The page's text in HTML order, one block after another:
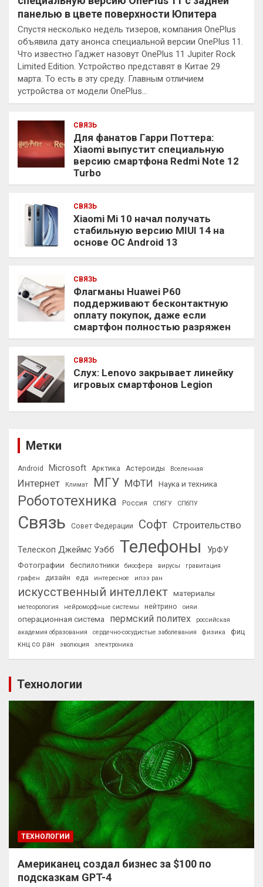
панелью в цвете поверхности Юпитера
Спустя несколько недель тизеров, компания OnePlus
объявила дату анонса специальной версии OnePlus 11.
Что известно Гаджет назовут OnePlus 11 Jupiter Rock
Limited Edition. Устройство представят в Китае 29
марта. То есть в эту среду. Главным отличием
устройства от модели OnePlus…
СВЯЗЬ
Для фанатов Гарри Поттера:
Xiaomi выпустит специальную
версию смартфона Redmi Note 12
Turbo
СВЯЗЬ
Xiaomi Mi 10 начал получать
стабильную версию MIUI 14 на
основе ОС Android 13
СВЯЗЬ
Флагманы Huawei P60
поддерживают бесконтактную
оплату покупок, даже если
смартфон полностью разряжен
СВЯЗЬ
Слух: Lenovo закрывает линейку
игровых смартфонов Legion
Метки
Android Microsoft Арктика Астероиды Вселенная
Интернет Климат МГУ МФТИ Наука и техника
Робототехника Россия СПбГУ СПбПУ
Связь Совет Федерации Софт Строительство
Телескоп Джеймс Уэбб Телефоны УрФУ
Фотографии беспилотники биосфера вирусы
гравитация
графен
дизайн еда интересное ипээ ран
искусственный интеллект материалы
метеорология нейроморфные системы нейтрино оияи
операционная система пермский политех
российская
академия образования
сердечно-сосудистые заболевания физика
фиц
кнц со ран
эволюция электроника
Технологии
ТЕХНОЛОГИИ
Американец создал бизнес за $100 по
подсказкам GPT-4